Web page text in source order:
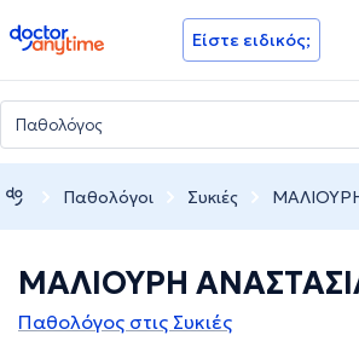
doctoranytime Είστε ειδικός;
Παθολόγοι Συκιές
ΜΑΛΙΟΥΡΗ
Παθολόγος στις Συκιές